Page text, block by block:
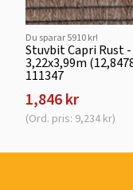
Du sparar 5910 kr!
Stuvbit Capri Rust -
3,22x3,99m
111347
1,846 kr
(Ord. pris: 9,234 kr)